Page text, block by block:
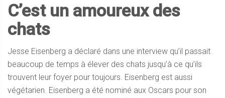
C’est un amoureux des
chats
Jesse Eisenberg a déclaré dans une interview qu’il passait
beaucoup de temps à élever des chats jusqu’à ce qu’ils
trouvent leur foyer pour toujours. Eisenberg est aussi
végétarien. Eisenberg a été nominé aux Oscars pour son